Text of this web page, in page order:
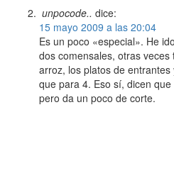
unpocode.. dice:
15 mayo 2009 a las 20:04
Es un poco «especial». He
dos comensales, otras
arroz, los platos de
que para 4. Eso sí, dicen
pero da un poco de corte.